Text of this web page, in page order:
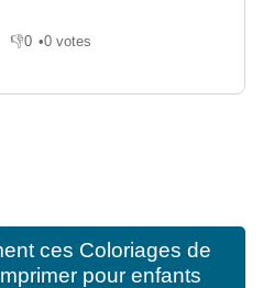
👎0
Je n'aime pas
•0 votes
ces Coloriages de
pour enfants